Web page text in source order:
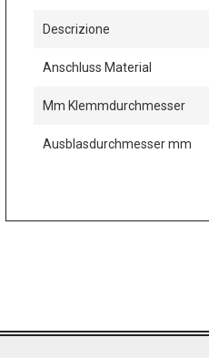
Descrizione
Anschluss Material
Mm Klemmdurchmesser
Ausblasdurchmesser mm